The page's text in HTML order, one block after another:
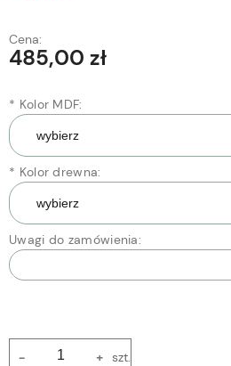
Cena:
485,00 zł
* Kolor MDF:
* Kolor drewna:
Uwagi do zamówienia:
+
- szt.